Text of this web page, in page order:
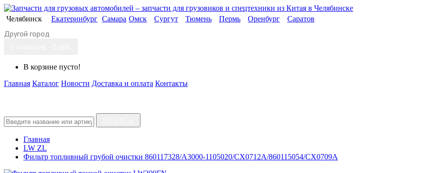
Челябинск Екатеринбург Самара Омск Сургут Тюмень Пермь Оренбург Саратов
Другой город
В корзине пусто!
Главная Каталог Новости Доставка и оплата Контакты
Главная
LW ZL
Фильтр топливный грубой очистки 860117328/A3000-1105020/CX0712A/860115054/CX0709A